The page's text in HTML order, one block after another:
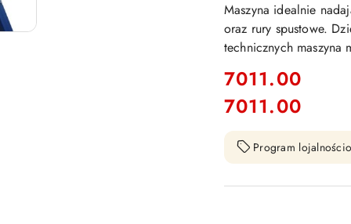
Maszyna idealnie
oraz rury spustowe.
technicznych
cena:
7011.00
Cena:
7011.00
Program